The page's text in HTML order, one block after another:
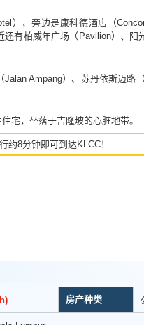
），旁边是康科德酒店（
有柏威年广场（Pavilion）、阳
Ampang）、苏丹依斯迈路
宅，坐落于吉隆坡的心脏地带。
约8分钟即可到达KLCC！
房产种类